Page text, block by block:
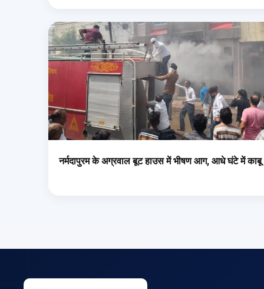
नर्मदापुरम के अग्रवाल बूट हाउस में भीषण आग, आधे घंटे में काबू